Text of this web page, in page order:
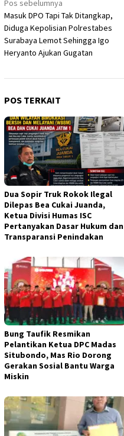
Navigasi
pos
Pos sebelumnya
Masuk DPO Tapi Tak Ditangkap,
Diduga Kepolisian Polrestabes
Surabaya Lemot Sehingga Igo
Heryanto Ajukan Gugatan
POS TERKAIT
Dua Sopir Truk Rokok Ilegal
Dilepas Bea Cukai Juanda,
Ketua Divisi Humas ISC
Pertanyakan Dasar Hukum dan
Transparansi Penindakan
Bung Taufik Resmikan
Pelantikan Ketua DPC Madas
Situbondo, Mas Rio Dorong
Gerakan Sosial Bantu Warga
Miskin